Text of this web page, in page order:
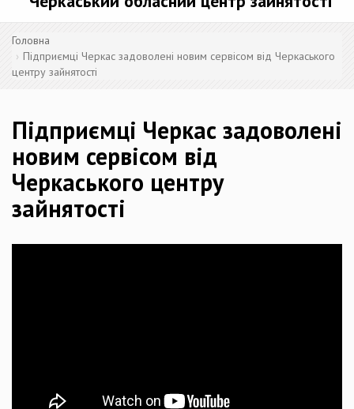
Головна
Підприємці Черкас задоволені новим сервісом від Черкаського
центру зайнятості
Підприємці Черкас задоволені
новим сервісом від
Черкаського центру
зайнятості